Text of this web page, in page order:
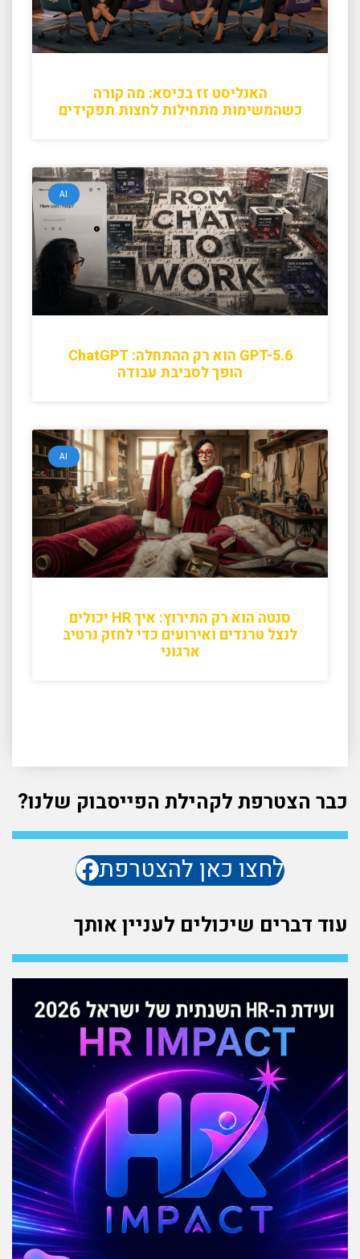
האנליסט זז בכיסא: מה קורה
כשהמשימות מתחילות לחצות תפקידים
AI
GPT-5.6 הוא רק ההתחלה: ChatGPT
הופך לסביבת עבודה
AI
סנטה הוא רק התירוץ: איך HR יכולים
לנצל טרנדים ואירועים כדי לחזק נרטיב
ארגוני
כבר הצטרפת לקהילת הפייסבוק שלנו?
לחצו כאן להצטרפת
עוד דברים שיכולים לעניין אותך